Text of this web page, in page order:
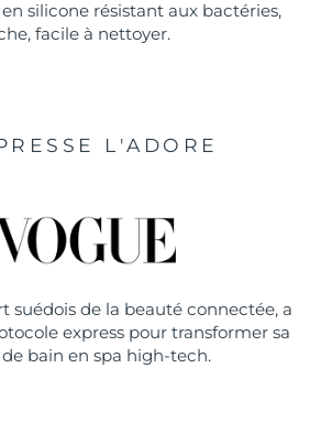
silicone résistant aux bactéries,
facile à nettoyer.
L'ADORE
suédois de la beauté connectée, a
express pour transformer sa
de bain en spa high-tech.